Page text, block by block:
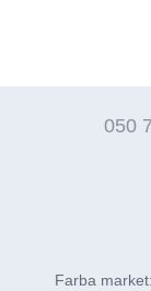
050
Farba